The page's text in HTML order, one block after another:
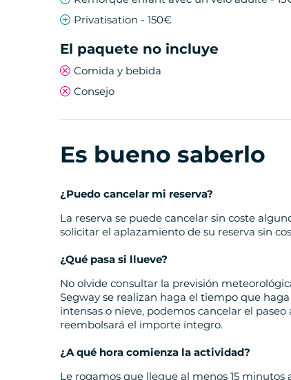
Privatisation - 150€
El paquete no incluye
Comida y bebida
Consejo
Es bueno saberlo
¿Puedo cancelar mi reserva?
La reserva se puede cancelar sin coste
solicitar el aplazamiento de su reserva sin
¿Qué pasa si llueve?
No olvide consultar la previsión
Segway se realizan haga el tiempo que
intensas o nieve, podemos cancelar el paseo
reembolsará el importe íntegro.
¿A qué hora comienza la actividad?
Le rogamos que llegue al menos 15